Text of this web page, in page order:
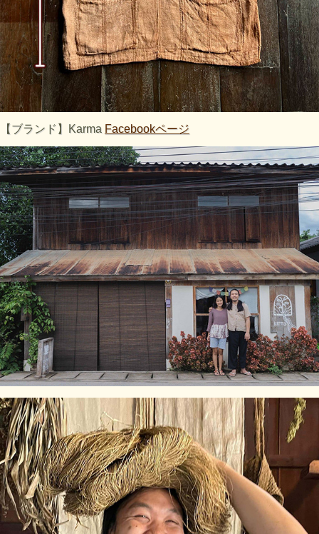
【ブランド】Karma Facebookページ